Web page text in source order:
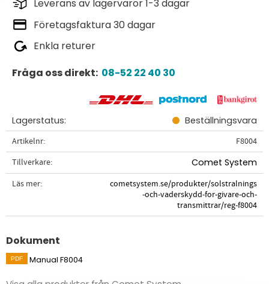
Leverans av lagervaror 1-3 dagar
Företagsfaktura 30 dagar
Enkla returer
Fråga oss direkt: 08-52 22 40 30
Lagerstatus Beställningsvara
Artikelnr
F8004
Tillverkare
Comet System
Läs mer
cometsystem.se/produkter/solstralnings
-och-vaderskydd-for-givare-och-
transmittrar/reg-f8004
Dokument
Manual F8004